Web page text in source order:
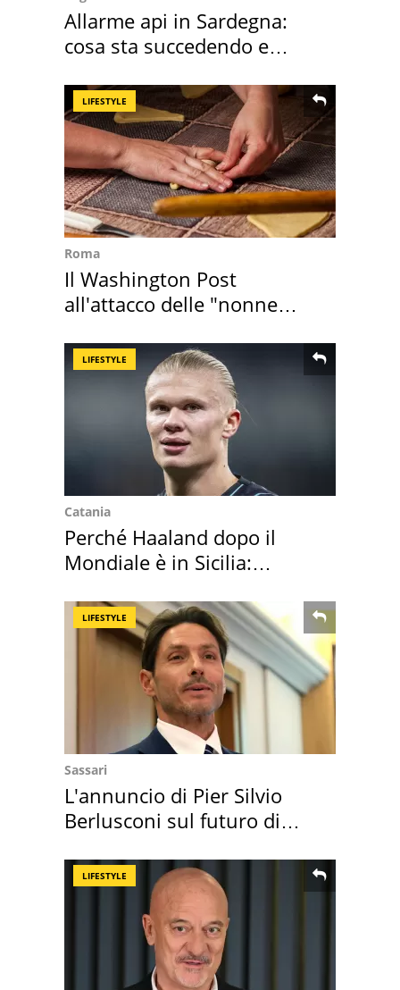
Allarme api in Sardegna:
cosa sta succedendo e
LIFESTYLE
Roma
Il Washington Post
all'attacco delle "nonne
LIFESTYLE
Catania
Perché Haaland dopo il
Mondiale è in Sicilia:
LIFESTYLE
Sassari
L'annuncio di Pier Silvio
Berlusconi sul futuro di
LIFESTYLE